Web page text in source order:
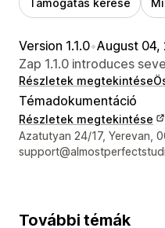
Támogatás kérése
Version 1.1.0•August 04,
Zap 1.1.0 introduces
Részletek megtekintése
Témadokumentáció
Részletek megtekintése
Dizájner kapcsolattartási
Azatutyan 24/17, Yerevan,
További témák